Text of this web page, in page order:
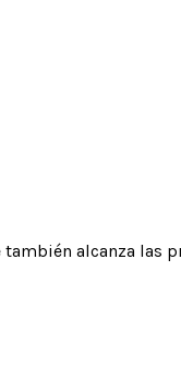
alcanza las